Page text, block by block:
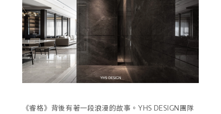
《睿格》背後有著一段浪漫的故事。YHS DESIGN團隊